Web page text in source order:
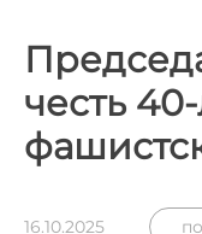
честь
16.10.2025